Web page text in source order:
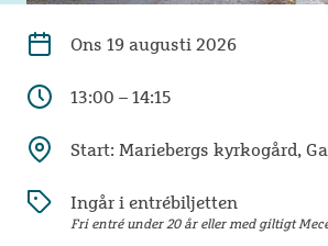
Ons 19 augusti 2026
13:00 – 14:15
Start: Mariebergs kyrkogård,
Ingår i entrébiljetten
Fri entré under 20 år eller med giltigt